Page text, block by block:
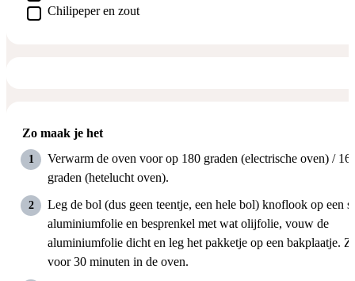
▢
Chilipeper en zout
Zo maak je het
Verwarm de oven voor op 180 graden (electrische oven) /
graden (hetelucht oven).
Leg de bol (dus geen teentje, een hele bol) knoflook op een
aluminiumfolie en besprenkel met wat olijfolie, vouw de
aluminiumfolie dicht en leg het pakketje op een bakplaatje.
voor 30 minuten in de oven.